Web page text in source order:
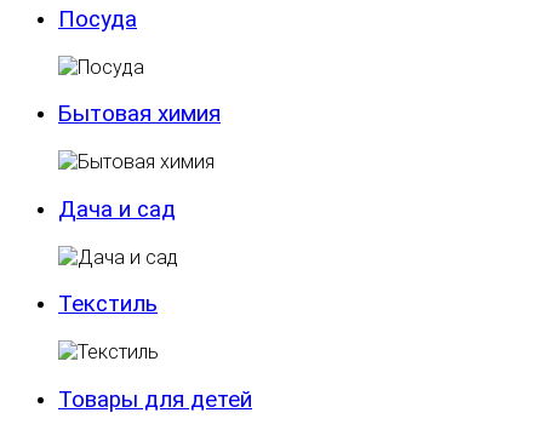
Посуда
Бытовая химия
Дача и сад
Текстиль
Товары для детей